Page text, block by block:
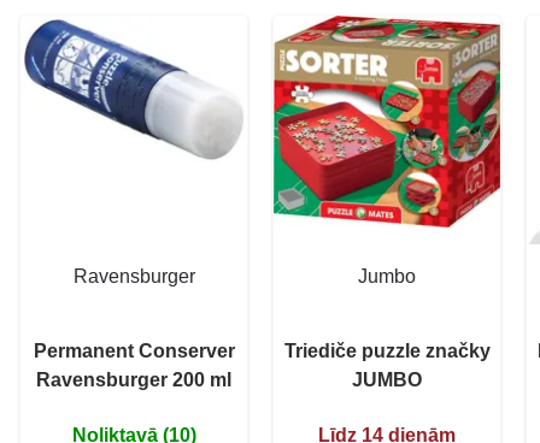
Ravensburger
Permanent Conserver
Ravensburger 200 ml
Noliktavā (10)
Jumbo
Triediče puzzle značky
JUMBO
Līdz 14 dienām